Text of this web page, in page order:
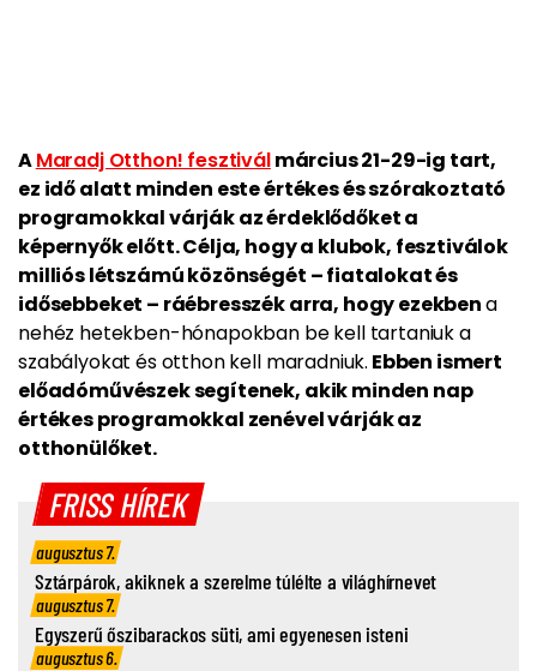
AMaradj Otthon! fesztiválmárcius 21-29-ig tart,
ez idő alatt minden este értékes és szórakoztató
programokkal várják az érdeklődőket a
képernyők előtt. Célja, hogy a klubok, fesztiválok
milliós létszámú közönségét – fiatalokat és
idősebbeket – ráébresszék arra, hogy ezekbena
nehéz hetekben-hónapokban be kell tartaniuk a
szabályokat és otthon kell maradniuk. Ebben ismert
előadóművészek segítenek, akik minden nap
értékes programokkal zenével várják az
otthonülőket.
FRISS HÍREK
augusztus 7.
Sztárpárok, akiknek a szerelme túlélte a világhírnevet
augusztus 7.
Egyszerű őszibarackos süti, ami egyenesen isteni
augusztus 6.